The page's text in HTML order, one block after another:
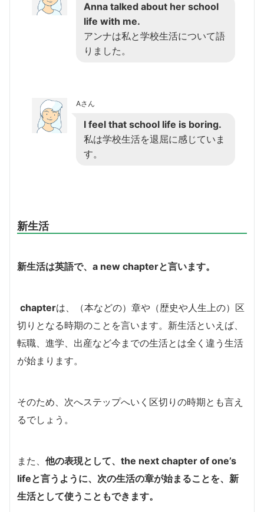
Anna talked about her school
life with me.
アンナは私と学校生活について語
りました。
Aさん
I feel that school life is boring.
私は学校生活を退屈に感じていま
す。
新生活
新生活は英語で、 a new chapterと言います。
chapterは、（本などの）章や（歴史や人生上の）区
切りとなる時期のことを言います。 新生活といえば、
転職、進学、出産など今までの生活とは全く違う生活
が始まります。
そのため、次へステップへいく区切りの時期とも言え
るでしょう。
また、 他の表現として、 the next chapter of one’s
lifeと言うように、次の生活の章が始まることを、新
生活として使うこともできます。